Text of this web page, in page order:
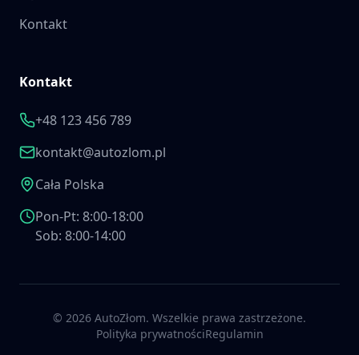
Kontakt
Kontakt
+48 123 456 789
kontakt@autozlom.pl
Cała Polska
Pon-Pt: 8:00-18:00
Sob: 8:00-14:00
© 2026 AutoZłom. Wszelkie prawa zastrzeżone.
Polityka prywatnościRegulamin